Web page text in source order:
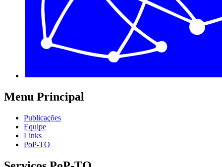
Menu Principal
Publicações
Equipe
Links
PoP-TO